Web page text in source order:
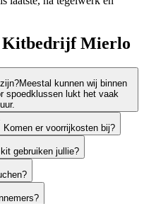
Kitbedrijf Mierlo
Meestal kunnen wij binnen
spoedklussen lukt het vaak
Komen er voorrijkosten bij?
gebruiken jullie?